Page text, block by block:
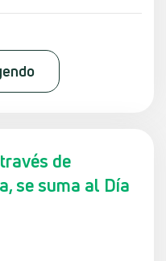
de
se suma al Día